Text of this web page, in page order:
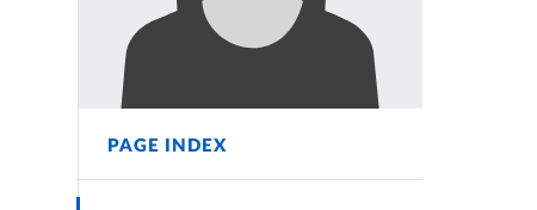
PAGE INDEX